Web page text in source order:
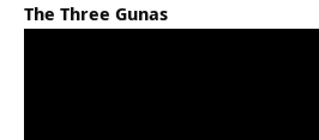
The Three Gunas